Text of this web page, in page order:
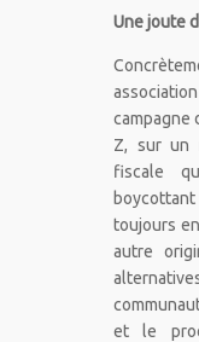
Une joute
campagne
Z, sur un
fiscale
toujours
autre
et le